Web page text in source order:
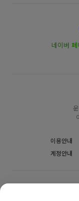
네이버 페
이용안내
계정안내